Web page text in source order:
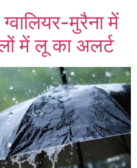
मुरैना में
में लू का अलर्ट